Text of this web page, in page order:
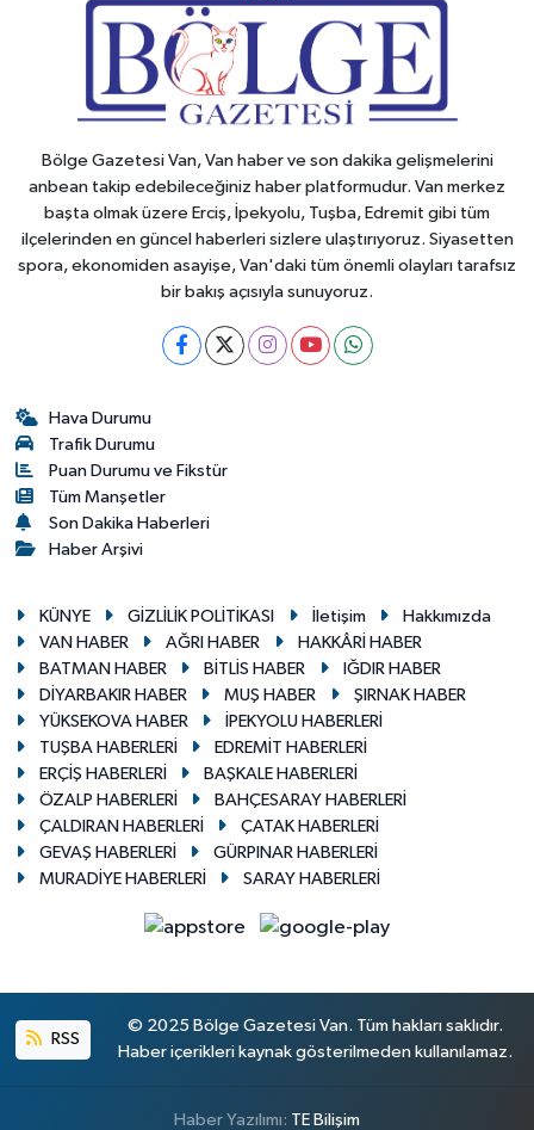
Bölge Gazetesi Van, Van haber ve son dakika gelişmelerini
anbean takip edebileceğiniz haber platformudur. Van merkez
başta olmak üzere Erciş, İpekyolu, Tuşba, Edremit gibi tüm
ilçelerinden en güncel haberleri sizlere ulaştırıyoruz. Siyasetten
spora, ekonomiden asayişe, Van'daki tüm önemli olayları tarafsız
bir bakış açısıyla sunuyoruz.
Hava Durumu
Trafik Durumu
Puan Durumu ve Fikstür
Tüm Manşetler
Son Dakika Haberleri
Haber Arşivi
KÜNYE GİZLİLİK POLİTİKASI İletişim
Hakkımızda
VAN HABER
AĞRI HABER
HAKKÂRİ HABER
BATMAN HABER
BİTLİS HABER
IĞDIR HABER
DİYARBAKIR HABER
MUŞ HABER
ŞIRNAK HABER
YÜKSEKOVA HABER
İPEKYOLU HABERLERİ
TUŞBA HABERLERİ
EDREMİT HABERLERİ
ERÇİŞ HABERLERİ
BAŞKALE HABERLERİ
ÖZALP HABERLERİ
BAHÇESARAY HABERLERİ
ÇALDIRAN HABERLERİ
ÇATAK HABERLERİ
GEVAŞ HABERLERİ
GÜRPINAR HABERLERİ
MURADİYE HABERLERİ
SARAY HABERLERİ
RSS
© 2025 Bölge Gazetesi Van. Tüm hakları saklıdır.
Haber içerikleri kaynak gösterilmeden kullanılamaz.
Haber Yazılımı: TE Bilişim